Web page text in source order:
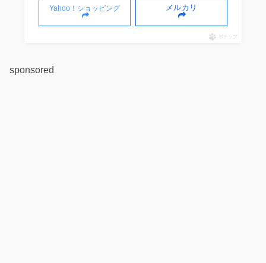
Yahoo！ショッピング メルカリ
ポチップ
sponsored